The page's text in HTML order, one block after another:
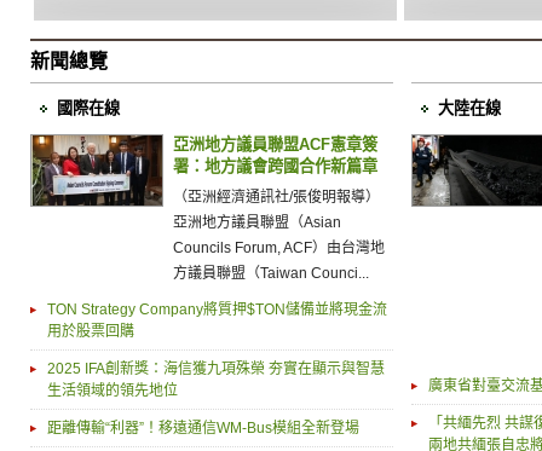
新聞總覽
國際在線
亞洲地方議員聯盟ACF憲章簽
署：地方議會跨國合作新篇章
（亞洲經濟通訊社/張俊明報導）
亞洲地方議員聯盟（Asian
Councils Forum, ACF）由台灣地
方議員聯盟（Taiwan Counci...
TON Strategy Company將質押$TON儲備並將現金流
用於股票回購
2025 IFA創新獎：海信獲九項殊榮 夯實在顯示與智慧
生活領域的領先地位
距離傳輸“利器”！移遠通信WM-Bus模組全新登場
大陸在線
廣東省對臺交流
「共緬先烈 共
兩地共緬張自忠